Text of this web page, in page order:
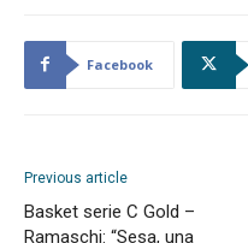
Facebook
Previous article
Basket serie C Gold –
Ramaschi: “Sesa, una